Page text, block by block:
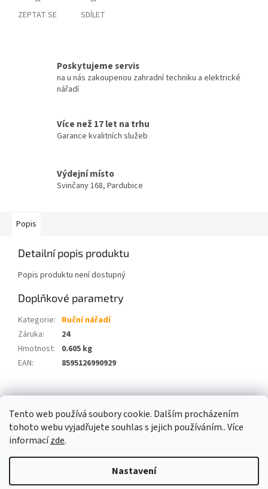
Tento web používá soubory cookie. Dalším procházením
tohoto webu vyjadřujete souhlas s jejich používáním.. Více
informacízde.
Nastavení
ZEPTAT SE SDÍLET
Poskytujeme servis
na u nás zakoupenou zahradní techniku a elektrické
nářadí
Více než 17 let na trhu
Garance kvalitních služeb
Výdejní místo
Svinčany 168, Pardubice
Popis
Detailní popis produktu
Popis produktu není dostupný
Doplňkové parametry
Kategorie: Ruční nářadí
Záruka:
24
Hmotnost:
0.605 kg
EAN: 8595126990929
Z
Vytvořil Shoptet